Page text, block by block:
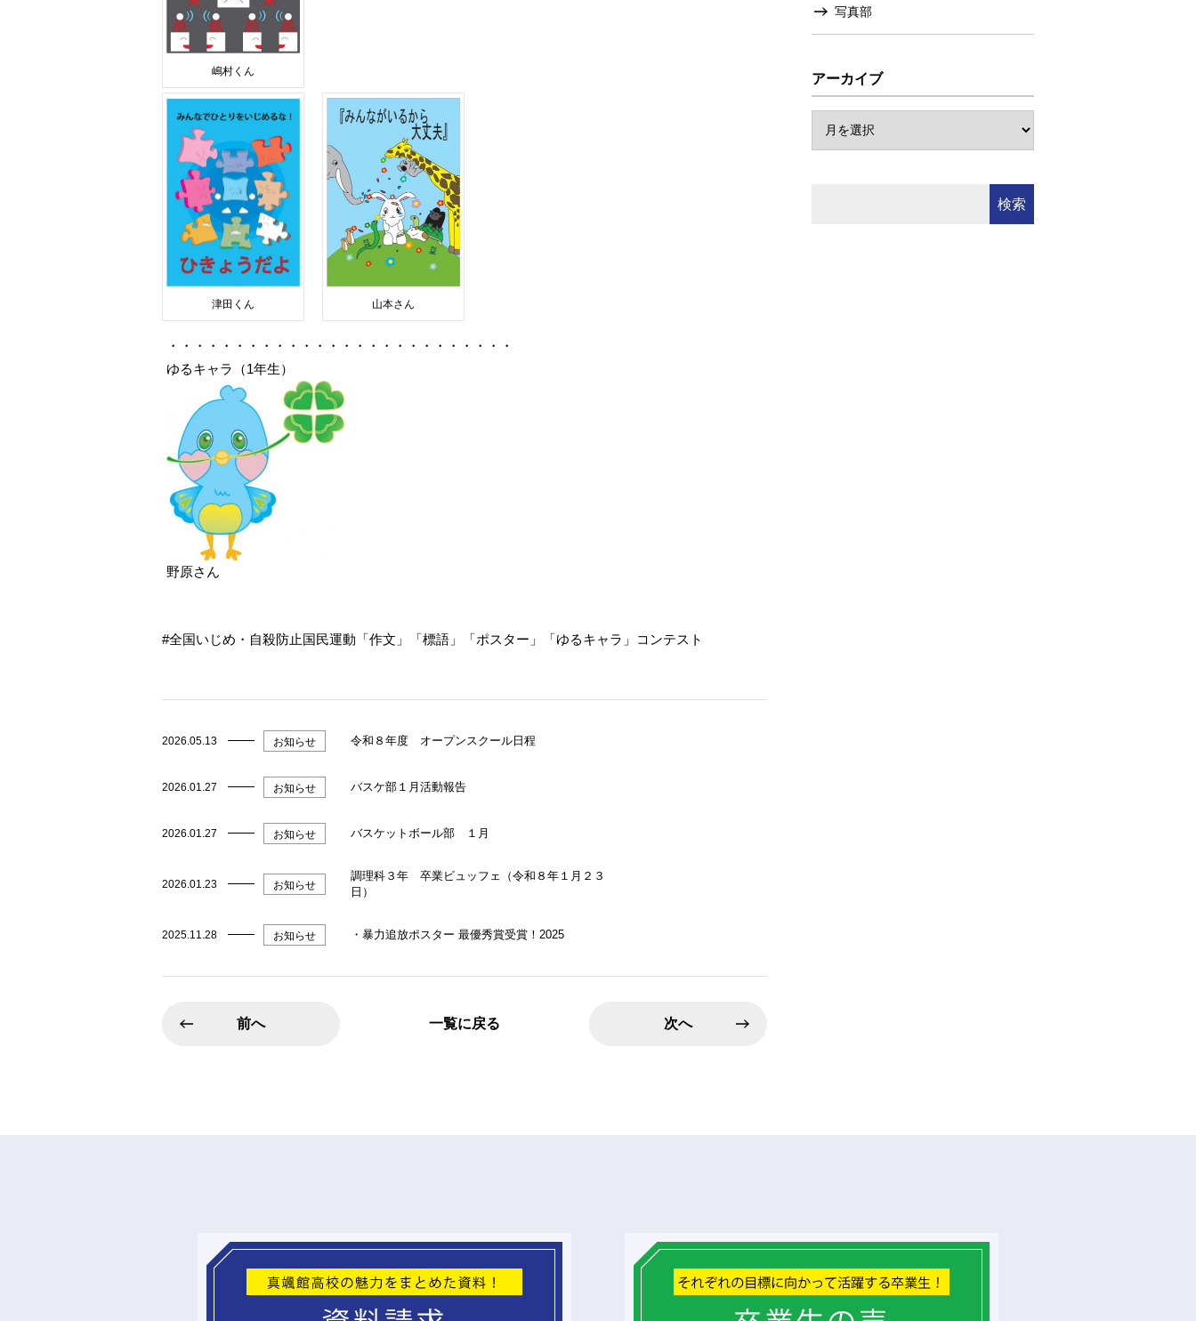
嶋村くん
津田くん 山本さん
・・・・・・・・・・・・・・・・・・・・・・・・・・
ゆるキャラ（1年生）
野原さん
全国いじめ・自殺防止国民運動「作文」「標語」「ポスター」「ゆるキャラ」コンテスト
2026.05.13 お知らせ 令和８年度 オープンスクール日程
2026.01.27 お知らせ バスケ部１月活動報告
2026.01.27 お知らせ バスケットボール部 １月
2026.01.23 お知らせ
調理科３年 卒業ビュッフェ（令和８年１月２３
日）
2025.11.28 お知らせ ・暴力追放ポスター 最優秀賞受賞！2025
前へ 一覧に戻る 次へ
写真部
アーカイブ